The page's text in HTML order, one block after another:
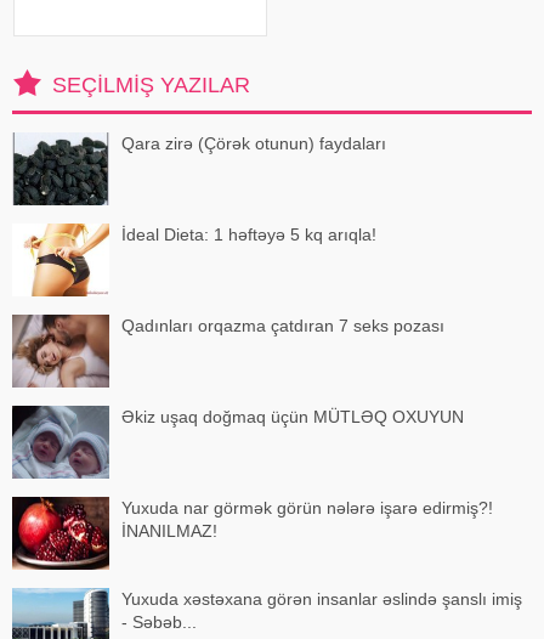
yüksəSEÇILMIŞ YAZILAR
Qara zirə (Çörək otunun) faydaları
İdeal Dieta: 1 həftəyə 5 kq arıqla!
Qadınları orqazma çatdıran 7 seks pozası
Əkiz uşaq doğmaq üçün MÜTLƏQ OXUYUN
Yuxuda nar görmək görün nələrə işarə edirmiş?!
İNANILMAZ!
Yuxuda xəstəxana görən insanlar əslində şanslı imiş
- Səbəb...